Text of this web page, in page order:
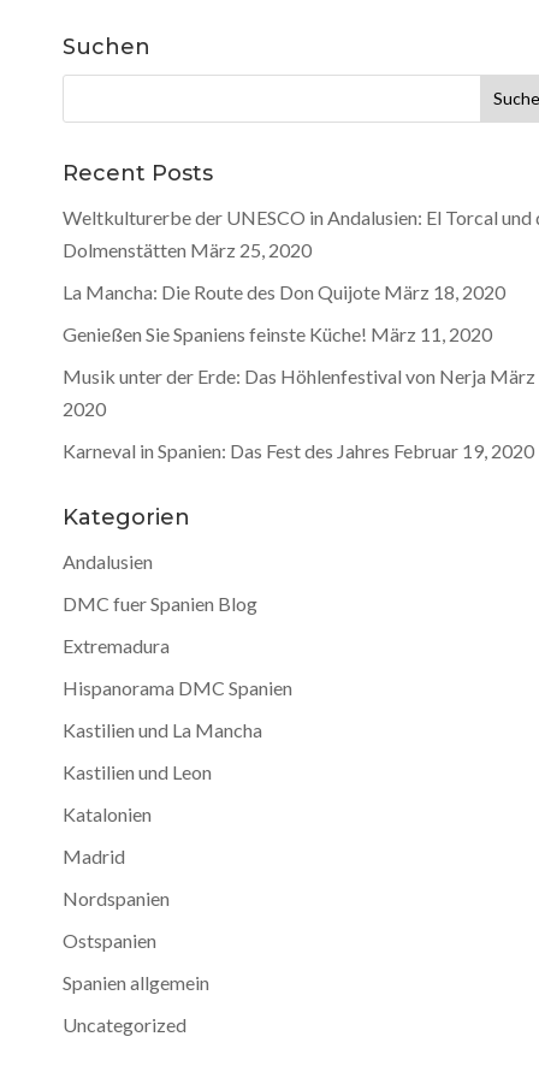
Suchen
nach:
Recent Posts
Weltkulturerbe der UNESCO in Andalusien: El Torcal und
Dolmenstätten März 25, 2020
La Mancha: Die Route des Don Quijote März 18, 2020
Genießen Sie Spaniens feinste Küche! März 11, 2020
Musik unter der Erde: Das Höhlenfestival von Nerja März
2020
Karneval in Spanien: Das Fest des Jahres Februar 19, 2020
Kategorien
Andalusien
DMC fuer Spanien Blog
Extremadura
Hispanorama DMC Spanien
Kastilien und La Mancha
Kastilien und Leon
Katalonien
Madrid
Nordspanien
Ostspanien
Spanien allgemein
Uncategorized